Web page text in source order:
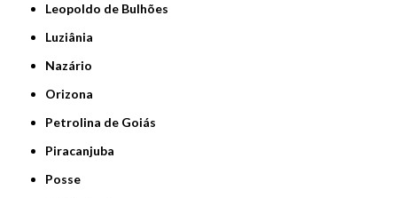
Leopoldo de Bulhões
Luziânia
Nazário
Orizona
Petrolina de Goiás
Piracanjuba
Posse